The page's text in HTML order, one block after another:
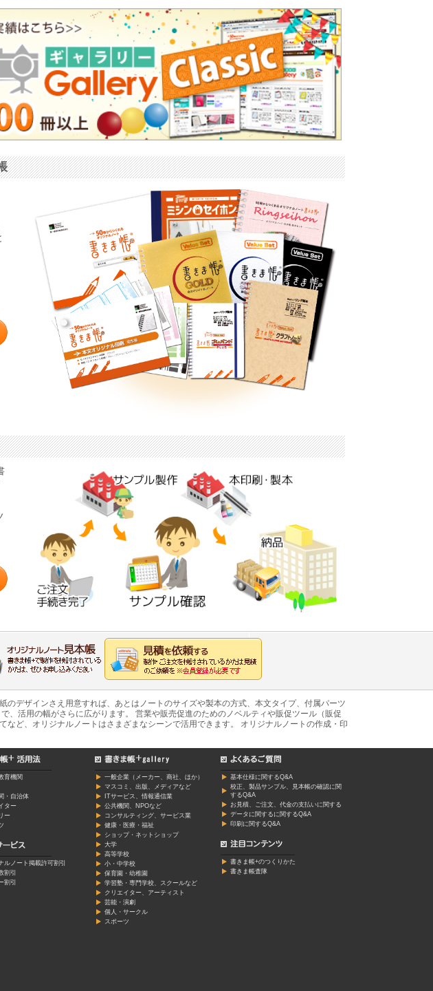
デザインさえ用意すれば、あとはノートのサイズや製本の方式、本文タイプ、付属パーツ
、活用の幅がさらに広がります。 営業や販売促進のためのノベルティや販促ツール（販促
ど、オリジナルノートはさまざまなシーンで活用できます。 オリジナルノートの作成・印
育機関
・自治体
ター
ー
ルノート掲載許可割引
割引
割引
一般企業（メーカー、商社、ほか）
マスコミ、出版、メディアなど
ITサービス、情報通信業
公共機関、NPOなど
コンサルティング、サービス業
健康・医療・福祉
ショップ・ネットショップ
大学
高等学校
小・中学校
保育園・幼稚園
学習塾・専門学校、スクールなど
クリエイター、アーティスト
芸能・演劇
個人・サークル
スポーツ
基本仕様に関するQ&A
校正、製品サンプル、見本帳の確認に関
するQ&A
お見積、ご注文、代金の支払いに関する
データに関するに関するQ&A
印刷に関するQ&A
書きま帳+のつくりかた
書きま帳査隊